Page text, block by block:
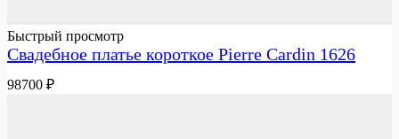
Быстрый просмотр
Свадебное платье короткое Pierre Cardin 1626
98700 ₽